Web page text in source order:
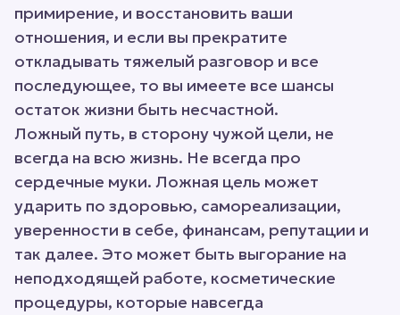
примирение, и восстановить ваши
отношения, и если вы прекратите
откладывать тяжелый разговор и все
последующее, то вы имеете все шансы
остаток жизни быть несчастной.
Ложный путь, в сторону чужой цели, не
всегда на всю жизнь. Не всегда про
сердечные муки. Ложная цель может
ударить по здоровью, самореализации,
уверенности в себе, финансам, репутации и
так далее. Это может быть выгорание на
неподходящей работе, косметические
процедуры, которые навсегда